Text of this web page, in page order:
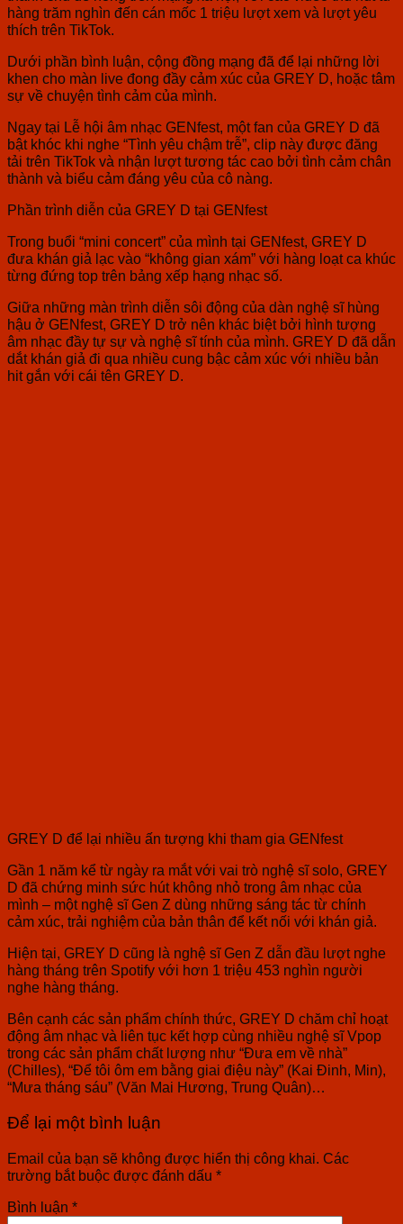
hàng trăm nghìn đến cán mốc 1 triệu lượt xem và lượt yêu
thích trên TikTok.
Dưới phần bình luận, cộng đồng mạng đã để lại những lời
khen cho màn live đong đầy cảm xúc của GREY D, hoặc tâm
sự về chuyện tình cảm của mình.
Ngay tại Lễ hội âm nhạc GENfest, một fan của GREY D đã
bật khóc khi nghe “Tình yêu chậm trễ”, clip này được đăng
tải trên TikTok và nhận lượt tương tác cao bởi tình cảm chân
thành và biểu cảm đáng yêu của cô nàng.
Phần trình diễn của GREY D tại GENfest
Trong buổi “mini concert” của mình tại GENfest, GREY D
đưa khán giả lạc vào “không gian xám” với hàng loạt ca khúc
từng đứng top trên bảng xếp hạng nhạc số.
Giữa những màn trình diễn sôi động của dàn nghệ sĩ hùng
hậu ở GENfest, GREY D trở nên khác biệt bởi hình tượng
âm nhạc đầy tự sự và nghệ sĩ tính của mình. GREY D đã dẫn
dắt khán giả đi qua nhiều cung bậc cảm xúc với nhiều bản
hit gắn với cái tên GREY D.
GREY D để lại nhiều ấn tượng khi tham gia GENfest
Gần 1 năm kể từ ngày ra mắt với vai trò nghệ sĩ solo, GREY
D đã chứng minh sức hút không nhỏ trong âm nhạc của
mình – một nghệ sĩ Gen Z dùng những sáng tác từ chính
cảm xúc, trải nghiệm của bản thân để kết nối với khán giả.
Hiện tại, GREY D cũng là nghệ sĩ Gen Z dẫn đầu lượt nghe
hàng tháng trên Spotify với hơn 1 triệu 453 nghìn người
nghe hàng tháng.
Bên cạnh các sản phẩm chính thức, GREY D chăm chỉ hoạt
động âm nhạc và liên tục kết hợp cùng nhiều nghệ sĩ Vpop
trong các sản phẩm chất lượng như “Đưa em về nhà”
(Chilles), “Để tôi ôm em bằng giai điệu này” (Kai Đinh, Min),
“Mưa tháng sáu” (Văn Mai Hương, Trung Quân)…
Để lại một bình luận
Email của bạn sẽ không được hiển thị công khai. Các
trường bắt buộc được đánh dấu *
Bình luận *